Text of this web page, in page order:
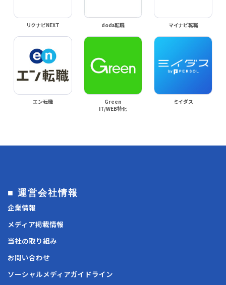
リクナビNEXT doda転職 マイナビ転職
エン転職
Green
IT/WEB特化
ミイダス
■ 運営会社情報
企業情報
メディア掲載情報
当社の取り組み
お問い合わせ
ソーシャルメディアガイドライン